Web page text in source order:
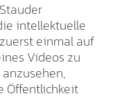
intellektuelle
einmal auf
Videos zu
Öffentlichkeit